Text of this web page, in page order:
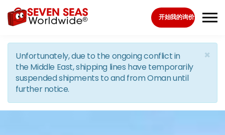
Skip to the content
开始我的询价
×
Unfortunately, due to the ongoing conflict in
the Middle East, shipping lines have temporarily
suspended shipments to and from Oman until
further notice.